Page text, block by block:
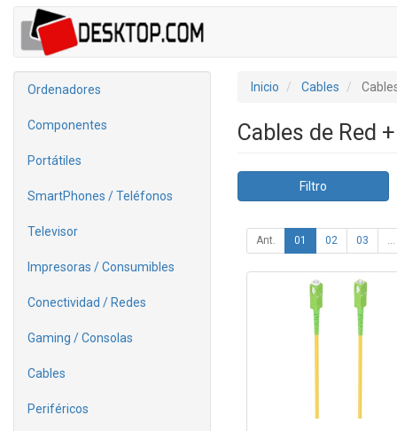
Ordenadores
Componentes
Portátiles
SmartPhones / Teléfonos
Televisor
Impresoras / Consumibles
Conectividad / Redes
Gaming / Consolas
Cables
Periféricos
Inicio Cables
Cables de Red
Filtro
Ant. 01 02 03 ...